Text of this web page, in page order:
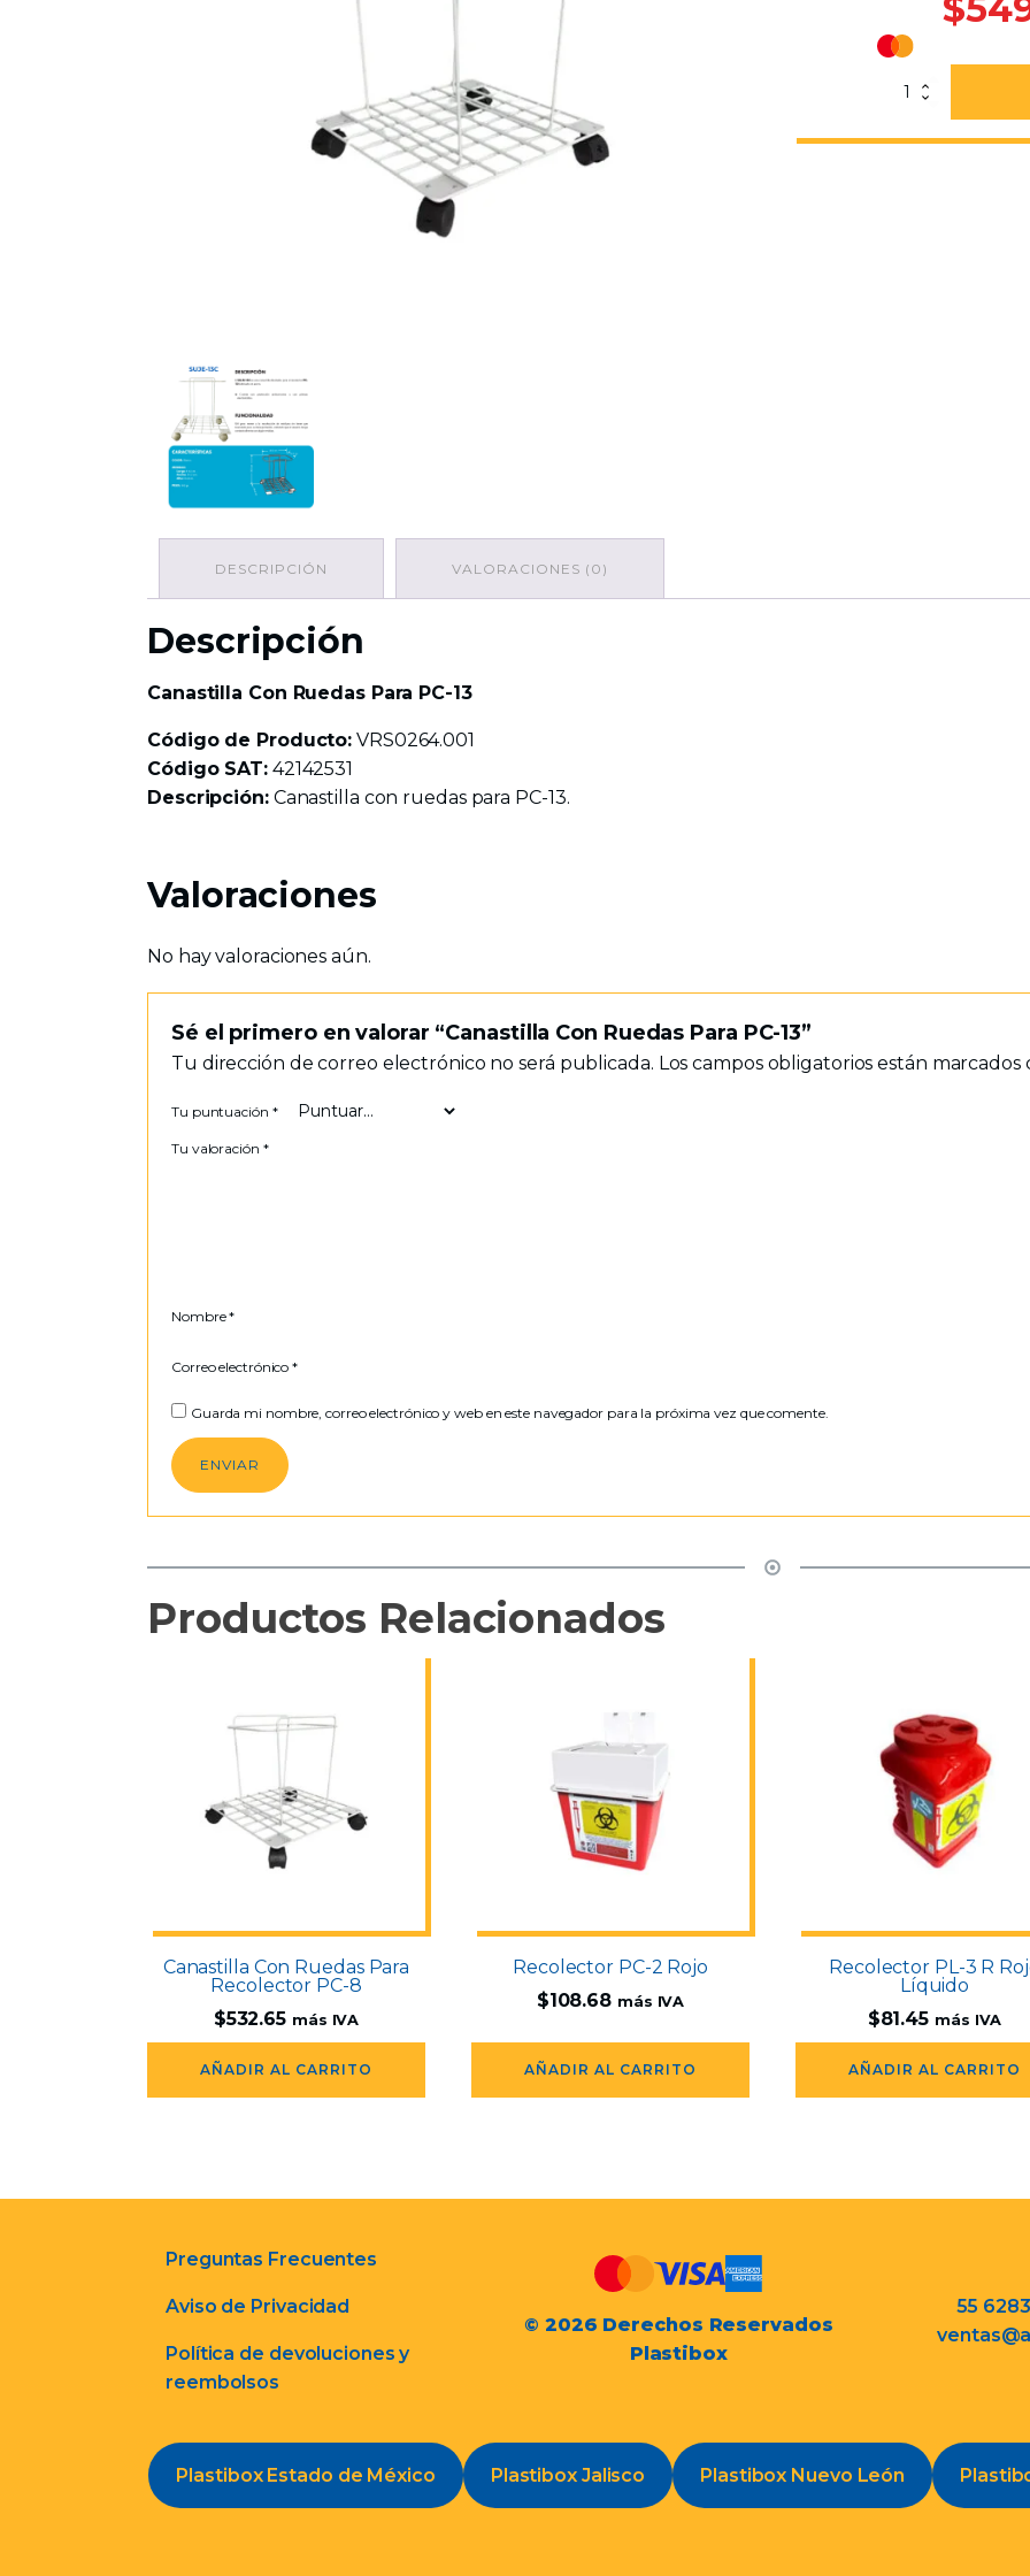
Canastilla
DESCRIPCIÓN VALORACIONES (0)
Descripción
Canastilla Con Ruedas Para PC-13
Código de Producto: VRS0264.001
Código SAT:42142531
Descripción:Canastilla con ruedas para PC-13.
Valoraciones
No hay valoraciones aún.
Sé el primero en valorar “Canastilla Con Ruedas Para PC-13”
Tu dirección de correo electrónico no será publicada. Los campos obligatorios están marcados
Tu puntuación *
Tu valoración *
Nombre*
Correo electrónico*
Guarda mi nombre, correo electrónico y web en este navegador para la próxima vez que comente.
Productos Relacionados
Canastilla Con Ruedas Para
Recolector PC-8
$532.65 más IVA
AÑADIR AL CARRITO
Recolector PC-2 Rojo
$108.68 más IVA
AÑADIR AL CARRITO
Recolector PL-3 R
Líquido
$81.45 más IVA
AÑADIR AL CARRITO
Preguntas Frecuentes
Aviso de Privacidad
Política de devoluciones y
reembolsos
© 2026 Derechos Reservados
Plastibox
55
Plastibox Estado de México Plastibox Jalisco Plastibox Nuevo León